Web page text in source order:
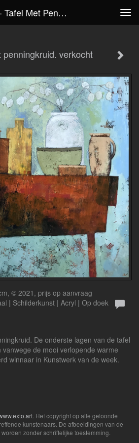
Barbara Bosscher - Tafel Met Penningkruid. Verkocht
penningkruid. verkocht
© 2021, prijs op aanvraag
| Schilderkunst | Acryl | Op doek
De onderste lagen van de tafel
de mooi verlopende warme
winnaar in Kunstwerk van de week.
. Het copyright op alle getoonde
kunstenaars. De afbeeldingen van de
zonder schriftelijke toestemming.